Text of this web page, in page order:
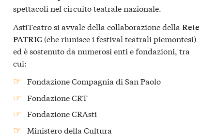
spettacoli nel circuito teatrale nazionale.
AstiTeatro si avvale della collaborazione della Rete
PATRIC (che riunisce i festival teatrali piemontesi)
ed è sostenuto da numerosi enti e fondazioni, tra
cui:
Fondazione Compagnia di San Paolo
Fondazione CRT
Fondazione CRAsti
Ministero della Cultura